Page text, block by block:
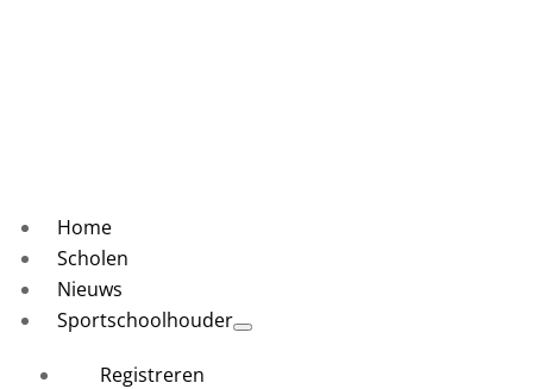
Home
Scholen
Nieuws
Sportschoolhouder
Registreren